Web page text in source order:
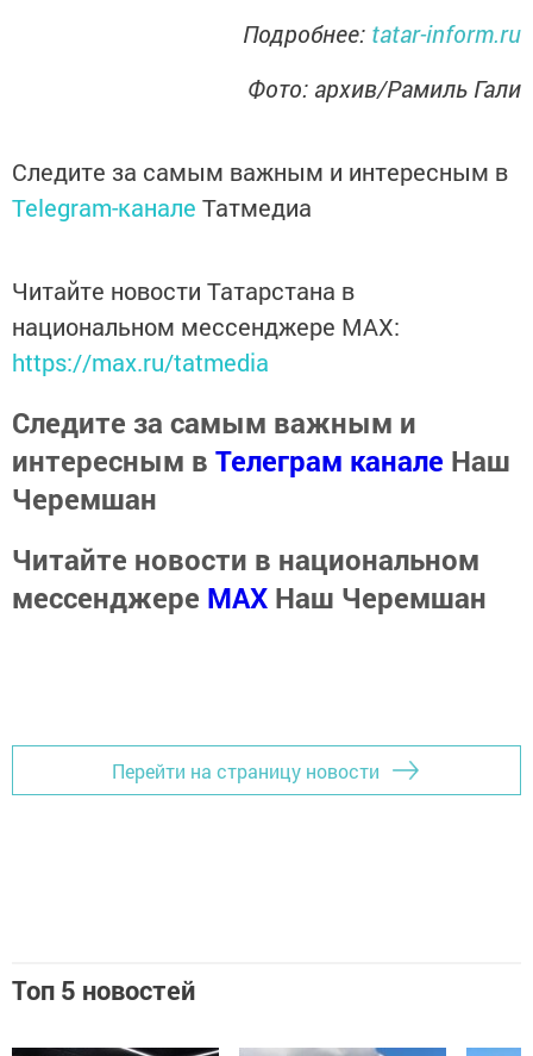
Подробнее: tatar-inform.ru
Фото: архив/Рамиль Гали
Следите за самым важным и интересным в
Telegram-канале Татмедиа
Читайте новости Татарстана в
национальном мессенджере MАХ:
https://max.ru/tatmedia
Следите за самым важным и
интересным в Телеграм канале Наш
Черемшан
Читайте новости в национальном
мессенджере MАХ Наш Черемшан
Перейти на страницу новости
Топ 5 новостей